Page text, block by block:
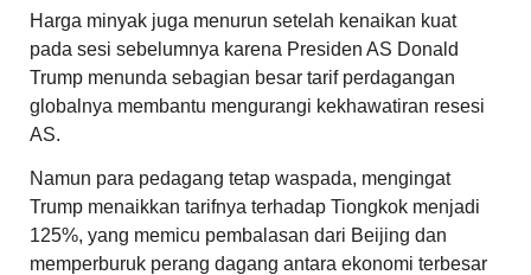
Harga minyak juga menurun setelah kenaikan kuat
pada sesi sebelumnya karena Presiden AS Donald
Trump menunda sebagian besar tarif perdagangan
globalnya membantu mengurangi kekhawatiran resesi
AS.
Namun para pedagang tetap waspada, mengingat
Trump menaikkan tarifnya terhadap Tiongkok menjadi
125%, yang memicu pembalasan dari Beijing dan
memperburuk perang dagang antara ekonomi terbesar